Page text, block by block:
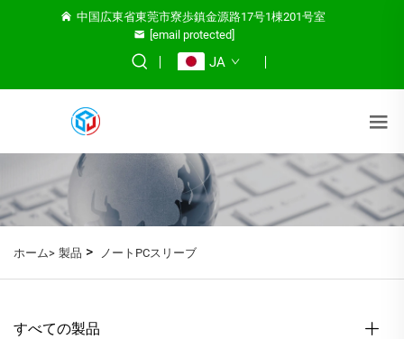
中国広東省東莞市寮歩鎮金源路17号1棟201号室
[email protected]
JA
ホーム> 製品 > ノートPCスリーブ
すべての製品